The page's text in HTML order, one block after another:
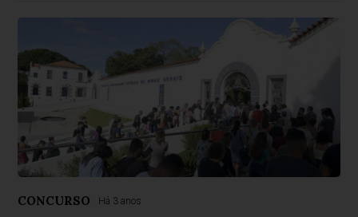
CONCURSO Há 3 anos